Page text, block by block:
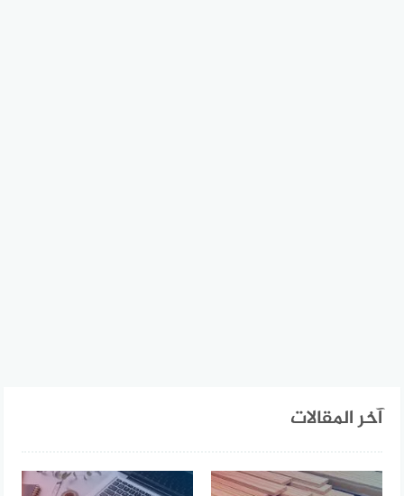
آخر المقالات